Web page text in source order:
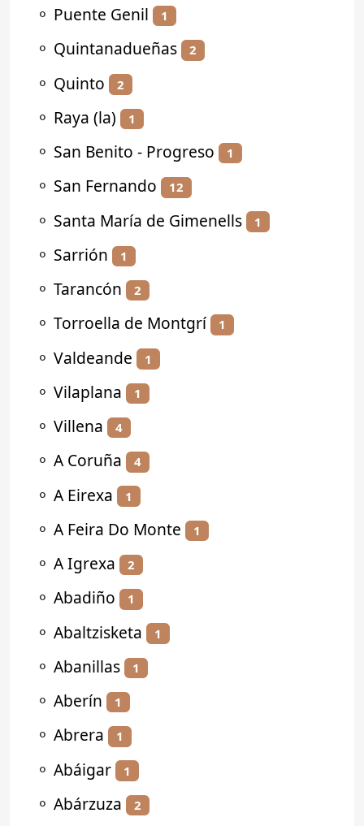
⚬ Puente Genil 1
⚬ Quintanadueñas 2
⚬ Quinto 2
⚬ Raya (la) 1
⚬ San Benito - Progreso 1
⚬ San Fernando 12
⚬ Santa María de Gimenells 1
⚬ Sarrión 1
⚬ Tarancón 2
⚬ Torroella de Montgrí 1
⚬ Valdeande 1
⚬ Vilaplana 1
⚬ Villena 4
⚬ A Coruña 4
⚬ A Eirexa 1
⚬ A Feira Do Monte 1
⚬ A Igrexa 2
⚬ Abadiño 1
⚬ Abaltzisketa 1
⚬ Abanillas 1
⚬ Aberín 1
⚬ Abrera 1
⚬ Abáigar 1
⚬ Abárzuza 2